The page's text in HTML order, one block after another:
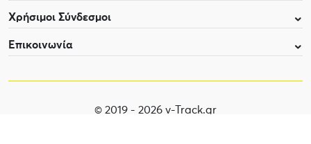
Χρήσιμοι Σύνδεσμοι
Επικοινωνία
© 2019 - 2026 v-Track.gr